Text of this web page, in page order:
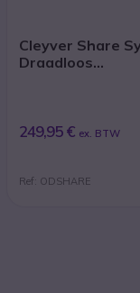
Cleyver Share
Draadloos
249,95 € ex. BTW
Ref: ODSHARE